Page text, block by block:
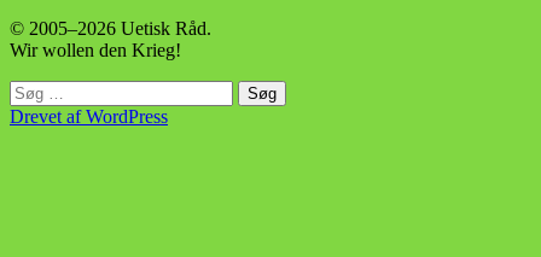
© 2005–2026 Uetisk Råd.
Wir wollen den Krieg!
Søg
efter:
Drevet af WordPress